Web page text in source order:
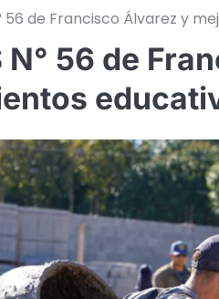
56 de Francisco Álvarez y
N° 56 de